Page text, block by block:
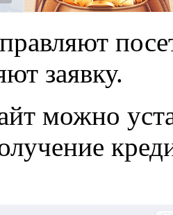
заявку.
можно